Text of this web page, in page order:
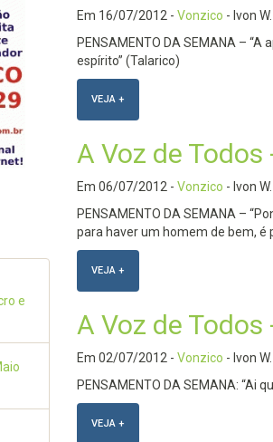
e
Em 16/07/2012- Vonzico - Ivon
PENSAMENTO DA SEMANA –
espírito” (Talarico)
VEJA +
A Voz de Todos
Em 06/07/2012- Vonzico - Ivon
PENSAMENTO DA SEMANA –
para haver um homem de bem, é
VEJA +
A Voz de
Em 02/07/2012- Vonzico - Ivon
PENSAMENTO DA SEMANA: “Ai
VEJA +